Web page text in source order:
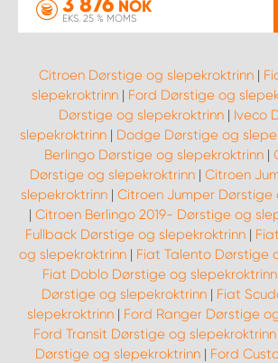
NOK
EKS. 25 % MOMS
Citroen Dørstige og slepekroktrinn|
slepekroktrinn| Ford Dørstige og
Dørstige og slepekroktrinn | Iveco
slepekroktrinn| Dodge Dørstige og
Berlingo Dørstige og slepekroktrinn |
Dørstige og slepekroktrinn| Citroen
slepekroktrinn | Citroen Jumper Dørstige
| Citroen Berlingo 2019- Dørstige og
Fullback Dørstige og slepekroktrinn |
og slepekroktrinn| Fiat Talento Dørstige
Fiat Doblo Dørstige og slepekroktrinn
Dørstige og slepekroktrinn | Fiat
slepekroktrinn | Ford Ranger Dørstige
Ford Transit Dørstige og slepekroktrinn
Dørstige og slepekroktrinn| Ford